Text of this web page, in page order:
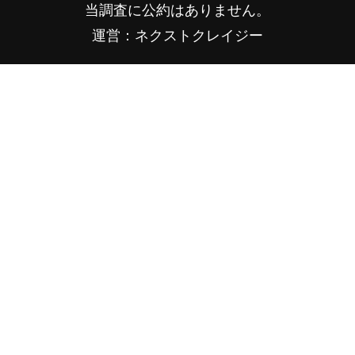
当調査に公約はありません。
運営：ネクストクレイジー